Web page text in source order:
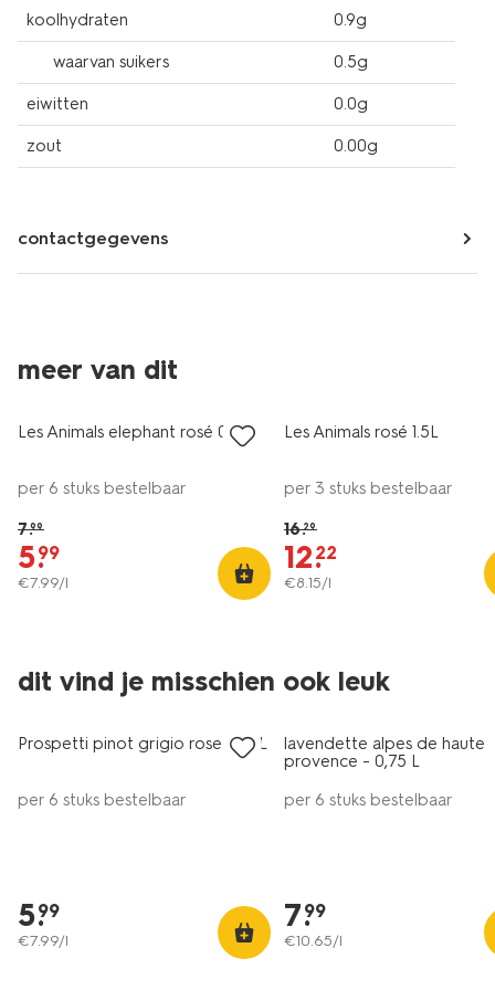
koolhydraten 0.9g
waarvan suikers 0.5g
eiwitten 0.0g
zout 0.00g
contactgegevens
meer van dit
korting
8.5
Les Animals elephant rosé 0.75L
per 6 stuks bestelbaar
7.99
5.
99
€7.99/l
Les Animals rosé 1.5L
per 3 stuks bestelbaar
16.29
12.
22
€8.15/l
dit vind je misschien ook leuk
6=5
alleen online
8.5
Prospetti pinot grigio rose 0.75L
per 6 stuks bestelbaar
5.
99
€7.99/l
6=5
alleen online
lavendette alpes de haute
provence - 0,75 L
per 6 stuks bestelbaar
7.
99
€10.65/l